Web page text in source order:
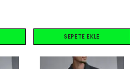
SEPETE EKLE